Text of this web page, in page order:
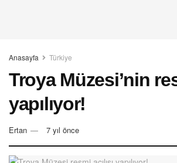
Anasayfa Türkiye
Troya Müzesi’nin
yapılıyor!
Ertan 7 yıl önce